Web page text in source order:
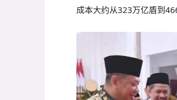
成本大约从323万亿盾到